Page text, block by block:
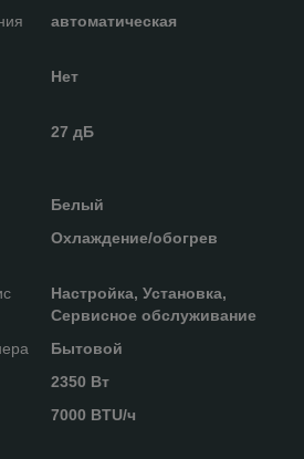
автоматическая
Нет
27 дБ
Белый
Охлаждение/обогрев
Настройка, Установка,
Сервисное обслуживание
Бытовой
2350 Вт
7000 BTU/ч